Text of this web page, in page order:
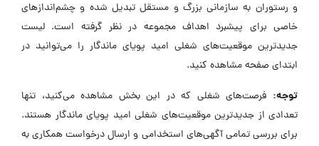
و رستوران به سازمانی بزرگ و مستقل تبدیل شده و چشم‌اندازهای
خاصی برای پیشبرد اهداف مجموعه در نظر گرفته است. لیست
جدیدترین موقعیت‌های شغلی امید پویای ماندگار را می‌توانید در
ابتدای صفحه مشاهده کنید.
توجه: فرصت‌های شغلی که در این بخش مشاهده می‌کنید، تنها
تعدادی از جدیدترین موقعیت‌های شغلی امید پویای ماندگار هستند.
برای بررسی تمامی آگهی‌های استخدامی و ارسال درخواست همکاری به